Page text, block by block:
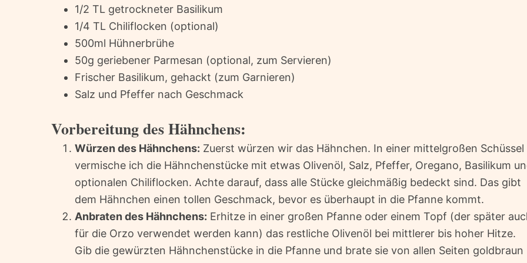
1/2 TL getrockneter Basilikum
1/4 TL Chiliflocken (optional)
500ml Hühnerbrühe
50g geriebener Parmesan (optional, zum Servieren)
Frischer Basilikum, gehackt (zum Garnieren)
Salz und Pfeffer nach Geschmack
Vorbereitung des Hähnchens:
Würzen des Hähnchens: Zuerst würzen wir das Hähnchen. In einer mittelgroßen Schüssel
vermische ich die Hähnchenstücke mit etwas Olivenöl, Salz, Pfeffer, Oregano, Basilikum
optionalen Chiliflocken. Achte darauf, dass alle Stücke gleichmäßig bedeckt sind. Das gibt
dem Hähnchen einen tollen Geschmack, bevor es überhaupt in die Pfanne kommt.
Anbraten des Hähnchens: Erhitze in einer großen Pfanne oder einem Topf (der später
für die Orzo verwendet werden kann) das restliche Olivenöl bei mittlerer bis hoher Hitze.
Gib die gewürzten Hähnchenstücke in die Pfanne und brate sie von allen Seiten goldbraun